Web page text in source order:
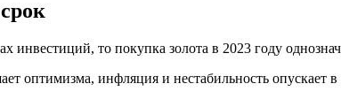
инвестиций, то покупка золота в 2023 году
оптимизма, инфляция и нестабильность опускает